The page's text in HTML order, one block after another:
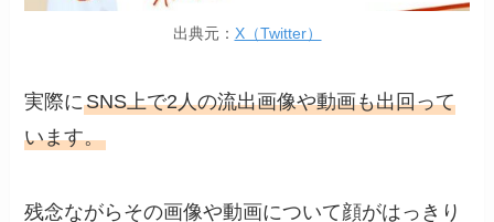
出典元： X（Twitter）
実際にSNS上で2人の流出画像や動画も出回って
います。
残念ながらその画像や動画について顔がはっきり